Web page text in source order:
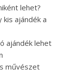
lehet?
ajándék a
ajándék lehet
művészet